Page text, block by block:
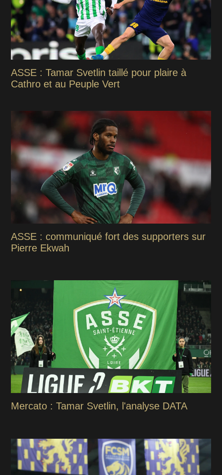
ASSE : Tamar Svetlin taillé pour plaire à
Cathro et au Peuple Vert
ASSE : communiqué fort des supporters sur
Pierre Ekwah
Mercato : Tamar Svetlin, l'analyse DATA